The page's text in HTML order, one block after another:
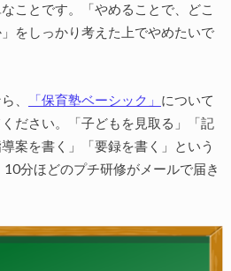
ことです。「やめることで、どこ
をしっかり考えた上でやめたいで
、 「保育塾ベーシック」 について
ださい。「子どもを見取る」「記
案を書く」「要録を書く」という
分ほどのプチ研修がメールで届き